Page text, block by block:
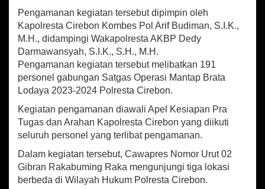
R
a
k
a
u
m
i
g
R
a
a
d
i
Pengamanan kegiatan tersebut dipimpin oleh
Kapolresta Cirebon Kombes Pol Arif Budiman, S.I.K.,
M.H., didampingi Wakapolresta AKBP Dedy
Darmawansyah, S.I.K., S.H., M.H.
Pengamanan kegiatan tersebut melibatkan 191
personel gabungan Satgas Operasi Mantap Brata
Lodaya 2023-2024 Polresta Cirebon.
Kegiatan pengamanan diawali Apel Kesiapan Pra
Tugas dan Arahan Kapolresta Cirebon yang diikuti
seluruh personel yang terlibat pengamanan.
Dalam kegiatan tersebut, Cawapres Nomor Urut 02
Gibran Rakabuming Raka mengunjungi tiga lokasi
berbeda di Wilayah Hukum Polresta Cirebon.